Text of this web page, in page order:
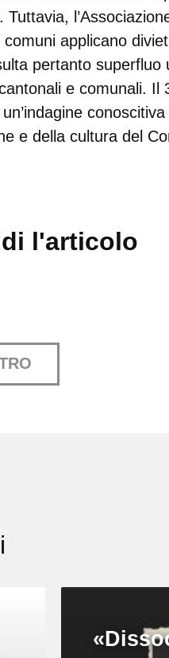
Tuttavia,
applicano
pertanto
e comunali. Il
un’indagine
e della cultura del
l'articolo